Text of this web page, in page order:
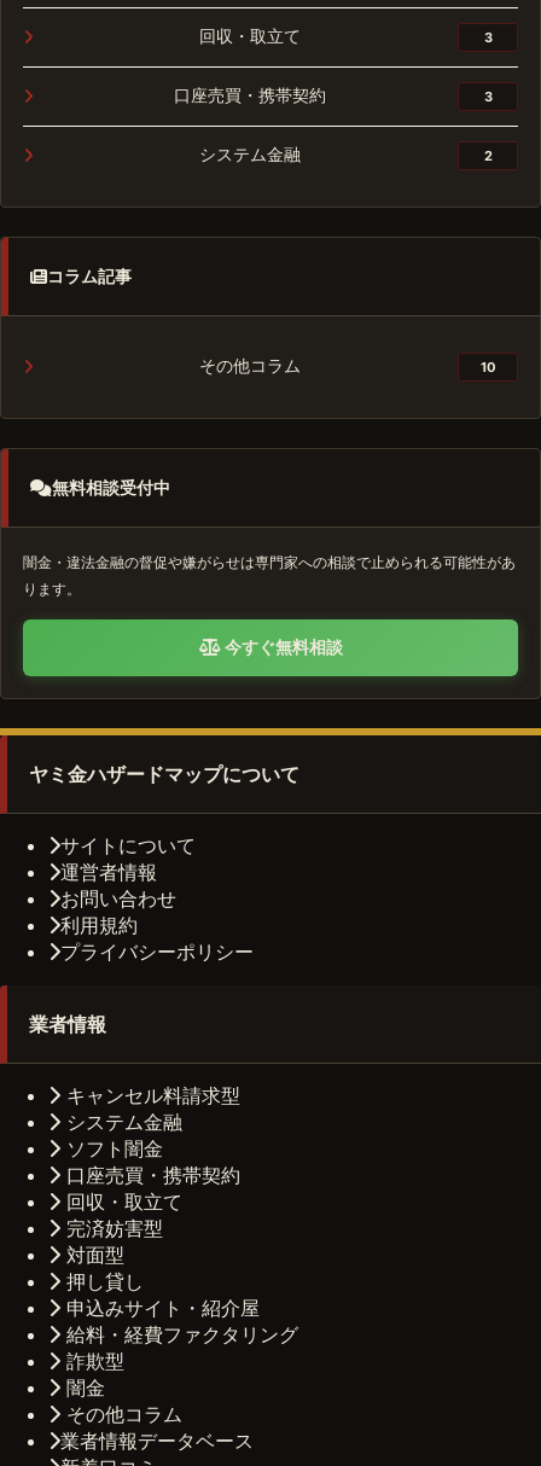
回収・取立て 3
口座売買・携帯契約 3
システム金融 2
コラム記事
その他コラム 10
無料相談受付中
闇金・違法金融の督促や嫌がらせは専門家への相談で止められる可能性があ
ります。
今すぐ無料相談
ヤミ金ハザードマップについて
サイトについて
運営者情報
お問い合わせ
利用規約
プライバシーポリシー
業者情報
キャンセル料請求型
システム金融
ソフト闇金
口座売買・携帯契約
回収・取立て
完済妨害型
対面型
押し貸し
申込みサイト・紹介屋
給料・経費ファクタリング
詐欺型
闇金
その他コラム
業者情報データベース